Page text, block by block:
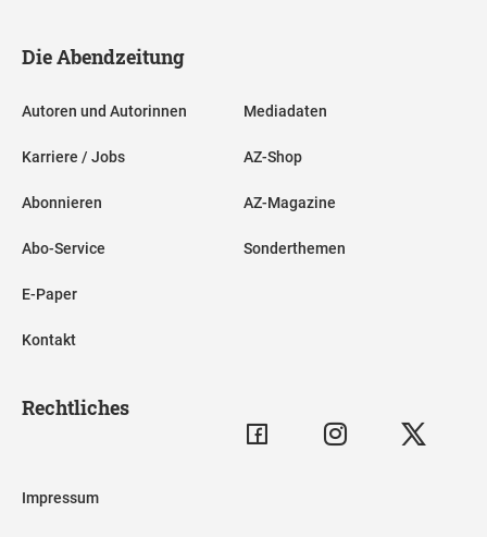
Die Abendzeitung
Autoren und Autorinnen
Karriere / Jobs
Abonnieren
Abo-Service
E-Paper
Kontakt
Mediadaten
AZ-Shop
AZ-Magazine
Sonderthemen
Rechtliches
Impressum